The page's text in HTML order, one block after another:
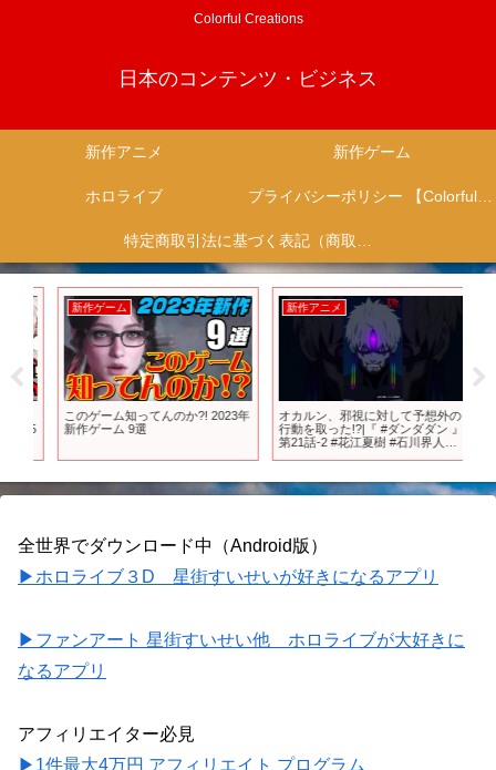
Colorful Creations
日本のコンテンツ・ビジネス
新作アニメ 新作ゲーム
ホロライブ プライバシーポリシー 【Colorful Creation】
特定商取引法に基づく表記（商取引に関する開示）
新作ゲーム
このゲーム知ってんのか?! 2023年
新作ゲーム 9選
新作アニメ
オカルン、邪視に対して予想外の
行動を取った!?|『 #ダンダダン 』
第21話-2 #花江夏樹 #石川界人
全世界でダウンロード中（Android版）
▶ホロライブ３D 星街すいせいが好きになるアプリ
▶ファンアート 星街すいせい他 ホロライブが大好きに
なるアプリ
アフィリエイター必見
▶1件最大4万円 アフィリエイト プログラム